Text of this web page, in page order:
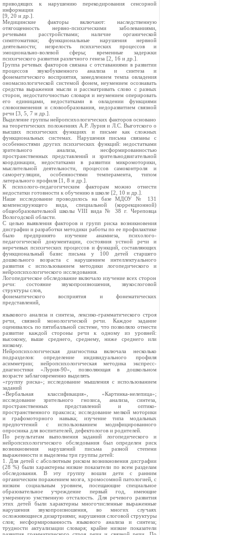
приводящих к нарушению перекодирования сенсорной
информации
[9, 20 и др.].
Медицинские факторы включают: наследственную
отягощенность нервно-психическими заболеваниями,
речевыми расстройствами; наличие органической
симптоматики; функциональные нарушения нервной
деятельности; незрелость психических процессов и
эмоционально-волевой сферы; временные задержки
психического развития различного генеза [2, 16 и др.].
Группа речевых факторов связана с отставаниями в развитии
процессов звукобуквенного анализа и синтеза и
фонематического восприятия, замедлением темпа овладения
ономасиологической системой фонем, неумением осознавать
средства выражения мысли и рассматривать слово с разных
сторон, недостаточностью словаря и неумением оперировать
его единицами, недостатками в овладении функциями
словоизменения и словообразования, недоразвитием связной
речи [3, 5, 7 и др.].
Выделение группы нейропсихологических факторов основано
на теоретических положениях А.Р. Лурия и Л.С. Выготского о
высших психических функциях и письме как сложных
функциональных системах. Нарушения письма связаны с
особенностями других психических функций: недостатками
зрительного анализа, несформированностью
пространственных представлений и зрительнодвигательной
координации, недостатками в развитии микромоторики,
мыслительной деятельности, процессов самоконтроля и
саморегуляции, особенностями темперамента, типом
латерального профиля [1, 8 и др.].
К психолого-педагогическим факторам можно отнести
недостатки готовности к обучению в школе [2, 10 и др.].
Наше исследование проводилось на базе МДОУ № 131
компенсирующего вида, специальной (коррекционной)
общеобразовательной школы VIII вида № 38 г. Череповца
Вологодской области.
С целью выявления факторов и групп риска возникновения
дисграфии и разработки методики работы по ее профилактике
было предпринято изучение анамнеза, психолого-
педагогической документации, состояния устной речи и
неречевых психических процессов и функций, составляющих
функциональный базис письма у 100 детей старшего
дошкольного возраста с нарушением интеллектуального
развития с использованием методики логопедического и
нейропсихологического исследования.
Логопедическое обследование включало изучение всех сторон
речи: состояние звукопроизношения, звукослоговой
структуры слов,
фонематического восприятия и фонематических
представлений,
языкового анализа и синтеза, лексико-грамматического строя
речи, связной монологической речи. Каждое задание
оценивалось по пятибалльной системе, что позволяло отнести
развитие каждой стороны речи к одному из уровней:
высокому, выше среднего, среднему, ниже среднего или
низкому.
Нейропсихологическая диагностика включала несколько
подразделов: определение индивидуального профиля
асимметрии; нейропсихологическая методика экспресс-
диагностики «Лурия-90», позволяющая в дошкольном
возрасте заблаговременно выделять
«группу риска»; исследование мышления с использованием
заданий
«Вербальная классификация», «Картинка-нелепица»;
исследование зрительного гнозиса, анализа, синтеза,
пространственных представлений и оптико-
пространственного праксиса; исследование мелкой моторики
и графомоторного навыка; изучение типа модальных
предпочтений с использованием модифицированного
опросника для воспитателей, дефектологов и родителей.
По результатам выполнения заданий логопедического и
нейропсихологического обследования был определен риск
возникновения нарушений письма разной степени
выраженности и выделены три группы детей:
1. Для детей с абсолютным риском возникновения дисграфии
(28 %) были характерны низкие показатели по всем разделам
обследования. В эту группу вошли дети с ранним
органическим поражением мозга, хромосомной патологией, с
низким социальным уровнем, посещающие специальное
образовательное учреждение первый год, имеющие
умеренную умственную отсталость. Для речевого развития
этих детей были характерны многочисленные выраженные
нарушения звукопроизношения, во многих случаях
осложняющиеся дизартриями; нарушения слоговой структуры
слов; несформированность языкового анализа и синтеза;
трудности актуализации словаря; крайне низкие показатели